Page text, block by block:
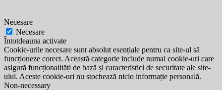
Necesare
Necesare
Întotdeauna activate
Cookie-urile necesare sunt absolut esențiale pentru ca site-ul să
funcționeze corect. Această categorie include numai cookie-uri care
asigură funcționalități de bază și caracteristici de securitate ale site-
ului. Aceste cookie-uri nu stochează nicio informație personală.
Non-necessary